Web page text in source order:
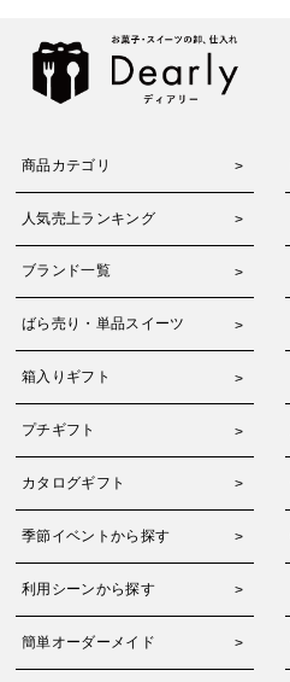
商品カテゴリ
人気売上ランキング
ブランド一覧
ばら売り・単品スイーツ
箱入りギフト
プチギフト
カタログギフト
季節イベントから探す
利用シーンから探す
簡単オーダーメイド